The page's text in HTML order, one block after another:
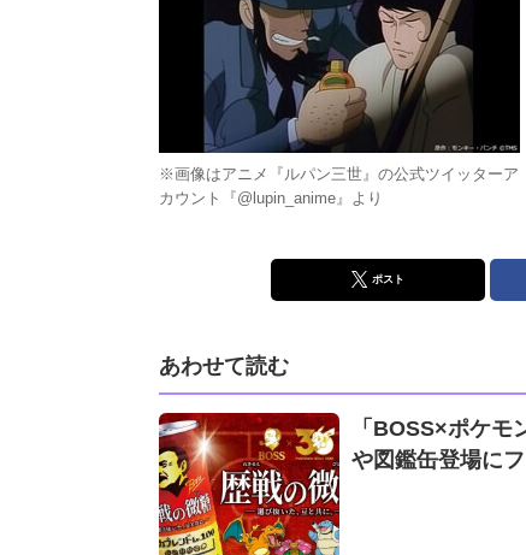
※画像はアニメ『ルパン三世』の公式ツイッターア
カウント『@lupin_anime』より
ポスト
あわせて読む
「BOSS×ポケモ
や図鑑缶登場に